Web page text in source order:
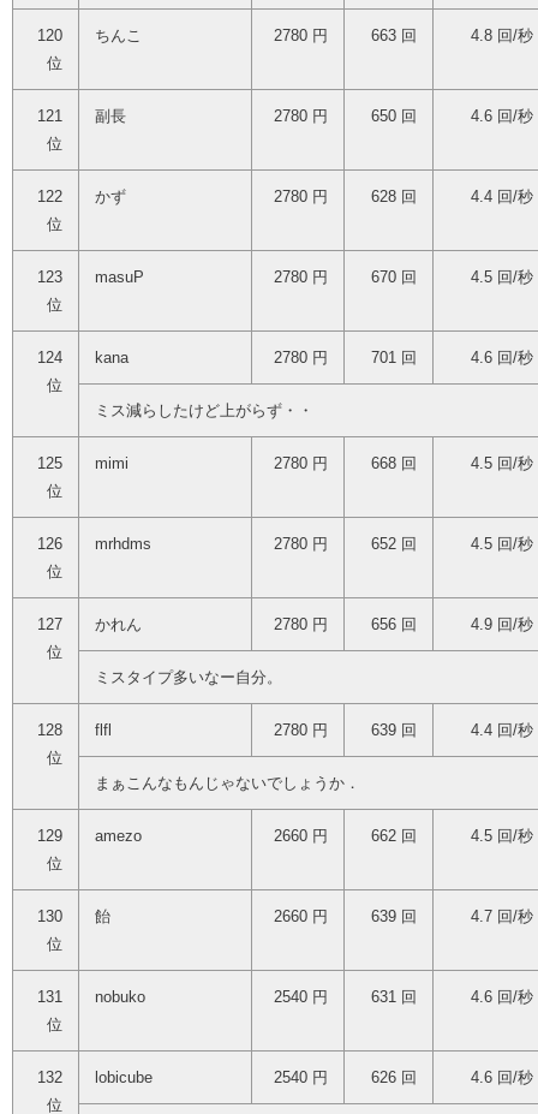
120
位
ちんこ 2780 円 663 回 4.8 回/秒
121
位
副長 2780 円 650 回 4.6 回/秒
122
位
かず 2780 円 628 回 4.4 回/秒
123
位
masuP 2780 円 670 回 4.5 回/秒
124
位
kana 2780 円 701 回 4.6 回/秒
ミス減らしたけど上がらず・・
125
位
mimi 2780 円 668 回 4.5 回/秒
126
位
mrhdms 2780 円 652 回 4.5 回/秒
127
位
かれん 2780 円 656 回 4.9 回/秒
ミスタイプ多いなー自分。
128
位
flfl 2780 円 639 回 4.4 回/秒
まぁこんなもんじゃないでしょうか．
129
位
amezo 2660 円 662 回 4.5 回/秒
130
位
飴 2660 円 639 回 4.7 回/秒
131
位
nobuko 2540 円 631 回 4.6 回/秒
132
位
lobicube 2540 円 626 回 4.6 回/秒